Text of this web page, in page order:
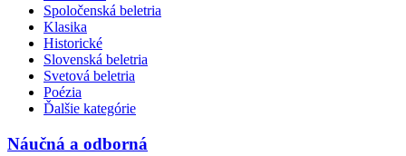
Spoločenská beletria
Klasika
Historické
Slovenská beletria
Svetová beletria
Poézia
Ďalšie kategórie
Náučná a odborná